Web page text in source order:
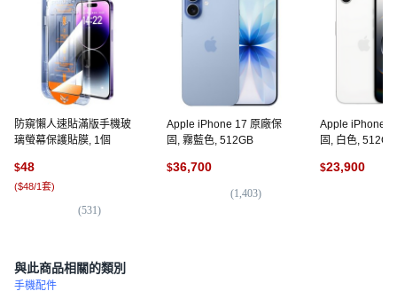
防窺懶人速貼滿版手機玻
璃螢幕保護貼膜, 1個
$48
($48/1套)
(531)
Apple iPhone 17 原廠保
固, 霧藍色, 512GB
$36,700
(1,403)
Apple iPhone
固, 白色, 512GB
$23,900
與此商品相關的類別
手機配件